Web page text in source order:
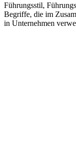
Führungsstil,
Begriffe, die im
in Unternehmen